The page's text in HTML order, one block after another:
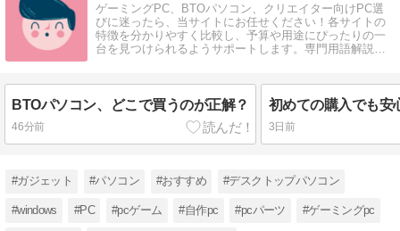
ゲーミングPC、BTOパソコン、クリエイター向けPC選
びに迷ったら、当サイトにお任せください！各サイトの
特徴を分かりやすく比較し、予算や用途にぴったりの一
台を見つけられるようサポートします。専門用語解説付
BTOパソコン、どこで買うのが正解？
46分前 3日前
#ガジェット #パソコン #おすすめ #デスクトップパソコン
#windows #PC #pcゲーム #自作pc #pcパーツ #ゲーミングpc